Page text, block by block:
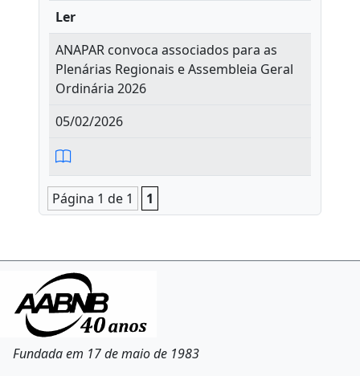
Ler
ANAPAR convoca associados para as
Plenárias Regionais e Assembleia Geral
Ordinária 2026
05/02/2026
Página 1 de 1 1
Fundada em 17 de maio de 1983